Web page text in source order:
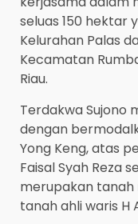
seluas 150 hektar
Kelurahan Palas
Kecamatan
Riau.
Terdakwa Sujono
dengan
Yong Keng, atas
Faisal Syah Reza
merupakan
tanah ahli waris H